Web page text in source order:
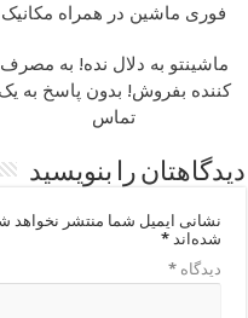
فوری ماشین در همراه مکانیک
ماشینتو به دلال نده! به مصرف
کننده بفروش! بدون پاسخ به یک
تماس
دیدگاهتان را بنویسید
نشانی ایمیل شما منتشر نخواهد
شده‌اند*
دیدگاه*